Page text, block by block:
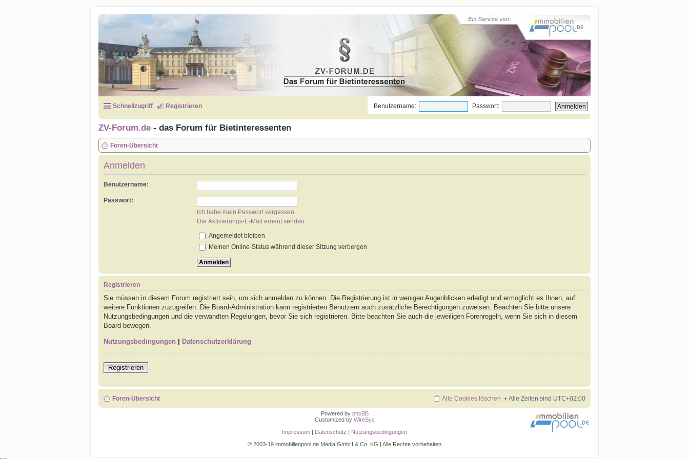
Schnellzugriff Registrieren Benutzername: Passwort:
ZV-Forum.de - das Forum für Bietinteressenten
Foren-Übersicht
Anmelden
Benutzername:
Passwort:
Ich habe mein Passwort vergessen
Die Aktivierungs-E-Mail erneut senden
Angemeldet bleiben
Meinen Online-Status während dieser Sitzung verbergen
Registrieren
Sie müssen in diesem Forum registriert sein, um sich anmelden zu können. Die Registrierung ist in wenigen Augenblicken erledigt und ermöglicht es Ihnen, auf
weitere Funktionen zuzugreifen. Die Board-Administration kann registrierten Benutzern auch zusätzliche Berechtigungen zuweisen. Beachten Sie bitte unsere
Nutzungsbedingungen und die verwandten Regelungen, bevor Sie sich registrieren. Bitte beachten Sie auch die jeweiligen Forenregeln, wenn Sie sich in diesem
Board bewegen.
Nutzungsbedingungen Datenschutzerklärung
Registrieren
Foren-Übersicht Alle Zeiten sind UTC+02:00
Alle Cookies löschen
Powered by phpBB
Customized by WireSys
Impressum
Datenschutz
Nutzungsbedingungen
© 2003-19 immobilienpool.de Media GmbH & Co. KG | Alle Rechte vorbehalten